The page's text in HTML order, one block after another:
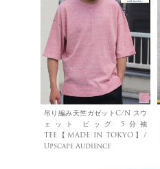
吊り編み天竺ガゼットC/N スウ
ェット ビッグ 5分袖
TEE【MADE IN TOKYO】/
Upscape Audience